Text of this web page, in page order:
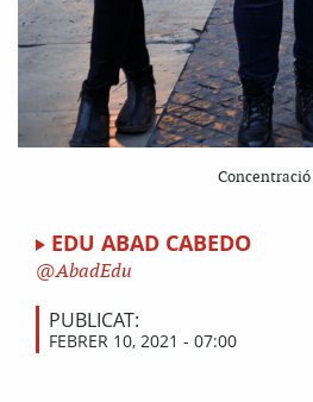
EDU ABAD CABEDO
AbadEdu
PUBLICAT:
FEBRER 10, 2021 - 07:00